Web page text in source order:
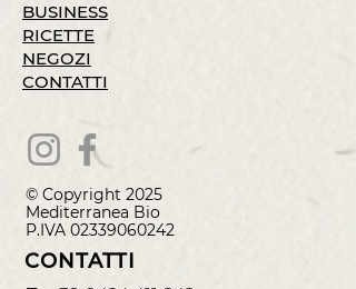
BUSINESS
RICETTE
NEGOZI
CONTATTI
© Copyright 2025
Mediterranea Bio
P.IVA 02339060242
CONTATTI